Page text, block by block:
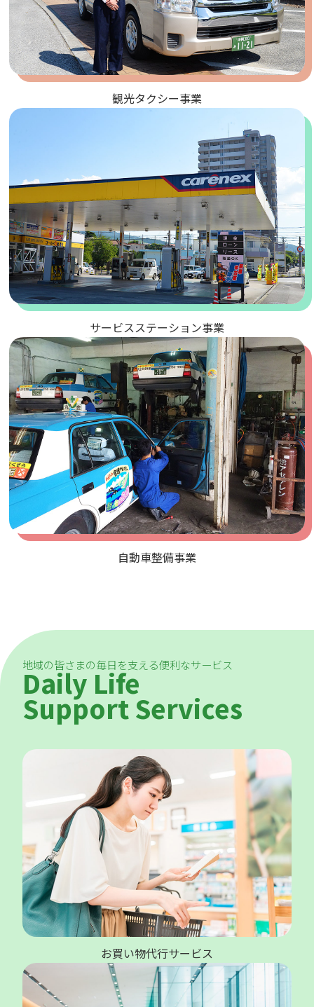
観光タクシー事業
サービスステーション事業
自動車整備事業
地域の皆さまの毎日を支える便利なサービス
Daily Life
Support Services
お買い物代行サービス